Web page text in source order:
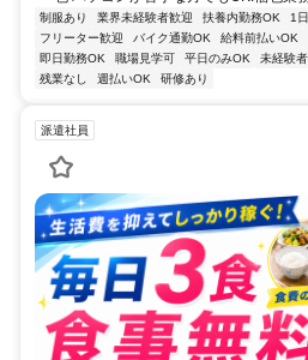
制服あり 業界未経験者歓迎 扶養内勤務OK 1
フリーター歓迎
バイク通勤OK 給料前払いOK
即日勤務OK
職場見学可 平日のみOK 未経験
残業なし
週払いOK 研修あり
派遣社員